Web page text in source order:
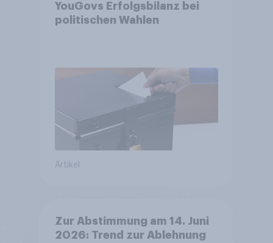
YouGovs Erfolgsbilanz bei
politischen Wahlen
Artikel
Zur Abstimmung am 14. Juni
2026: Trend zur Ablehnung